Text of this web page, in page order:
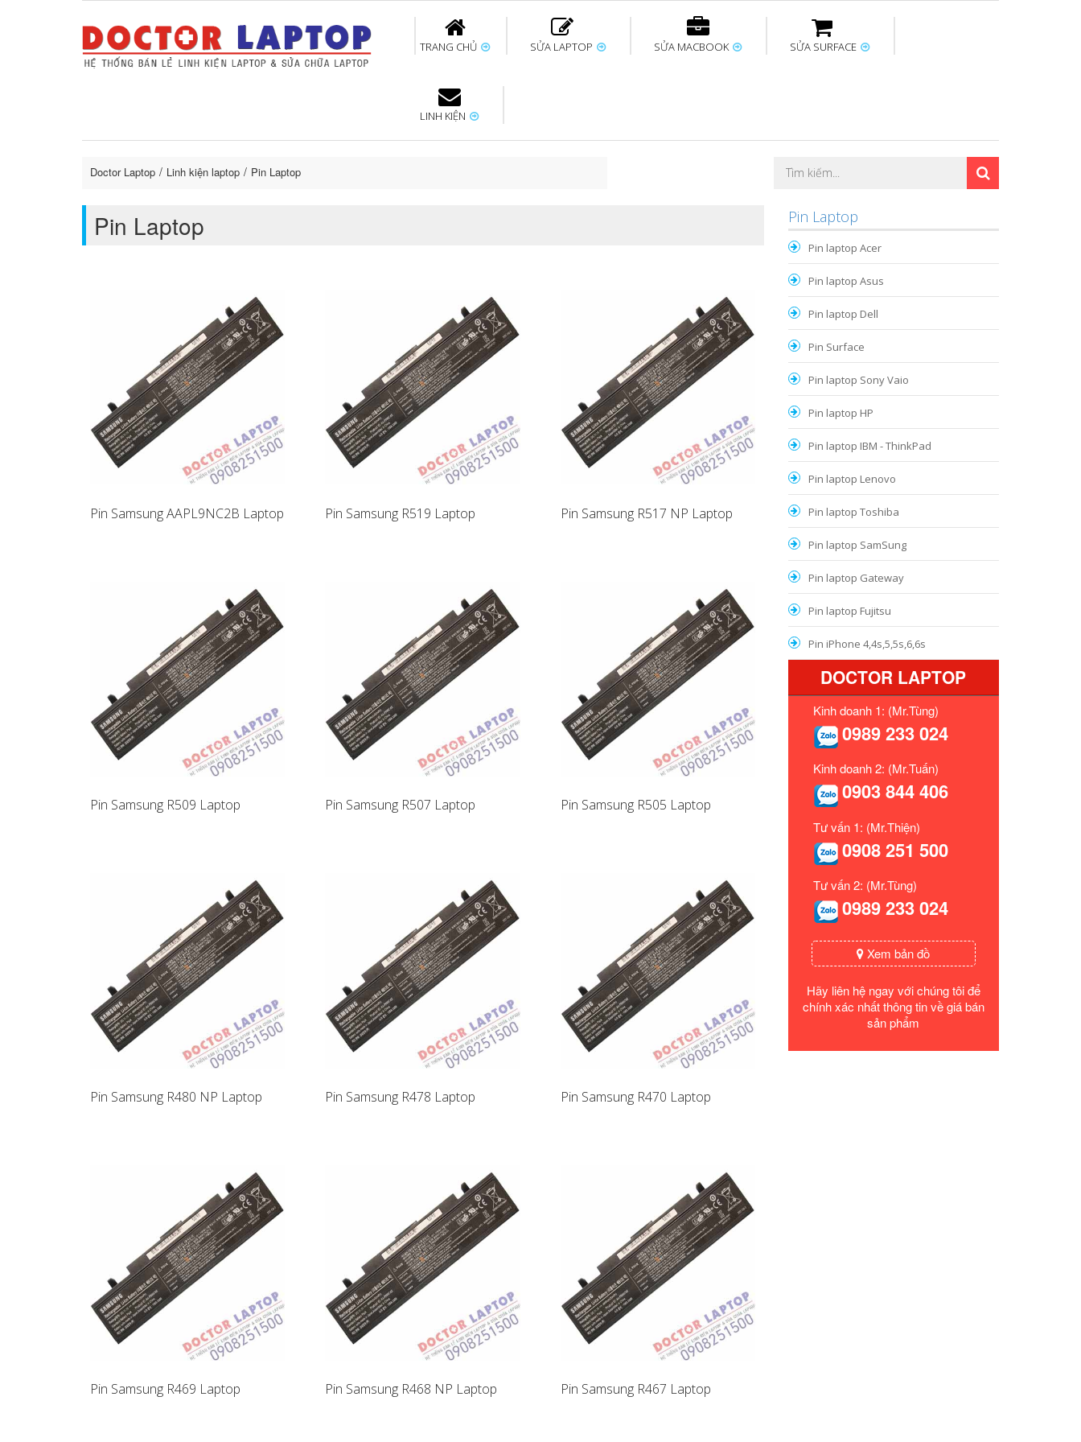
TRANG CHỦ SỬA LAPTOP
Sửa Laptop uy tín Thay bàn phím Thay màn hình Thay Pin Laptop
SỬA MACBOOK
Sửa Macbook uy tín Thay pin Macbook Thay màn hình Thay bàn phím
SỬA SURFACE
Thay pin Surface Sửa Surface không Thay sạc Surface Sửa Mainboard
LINH KIỆN
Doctor Laptop Linh kiện laptop Pin Laptop
Pin Laptop
Pin Samsung AAPL9NC2B Laptop Pin Samsung R519 Laptop Pin Samsung R517 NP Laptop
Pin Samsung R509 Laptop Pin Samsung R507 Laptop Pin Samsung R505 Laptop
Pin Samsung R480 NP Laptop Pin Samsung R478 Laptop Pin Samsung R470 Laptop
Pin Samsung R469 Laptop Pin Samsung R468 NP Laptop Pin Samsung R467 Laptop
Pin Laptop
Pin laptop Acer
Pin laptop Asus
Pin laptop Dell
Pin Surface
Pin laptop Sony Vaio
Pin laptop HP
Pin laptop IBM - ThinkPad
Pin laptop Lenovo
Pin laptop Toshiba
Pin laptop SamSung
Pin laptop Gateway
Pin laptop Fujitsu
Pin iPhone 4,4s,5,5s,6,6s
DOCTOR LAPTOP
Kinh doanh 1: (Mr.Tùng)
0989 233 024
Kinh doanh 2: (Mr.Tuấn)
0903 844 406
Tư vấn 1: (Mr.Thiện)
0908 251 500
Tư vấn 2: (Mr.Tùng)
0989 233 024
Xem bản đồ
Hãy liên hệ ngay với chúng tôi để
chính xác nhất thông tin về giá bán
sản phẩm